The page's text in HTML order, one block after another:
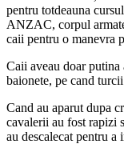
pentru totdeauna
ANZAC, corpul
caii pentru o manevra
Caii aveau doar putina
baionete, pe cand
Cand au aparut dupa
cavalerii au fost rapizi
au descalecat pentru